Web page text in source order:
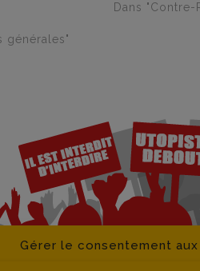
Gérer le consentement
générales"
Dans "Contre-